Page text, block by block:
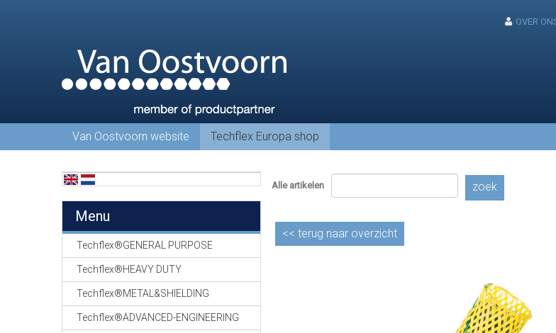
OVER
Van Oostvoorn website Techflex Europa shop
Menu
Techflex®GENERAL PURPOSE
Techflex®HEAVY DUTY
Techflex®METAL&SHIELDING
Techflex®ADVANCED-ENGINEERING
Alle artikelen zoek
<< terug naar overzicht